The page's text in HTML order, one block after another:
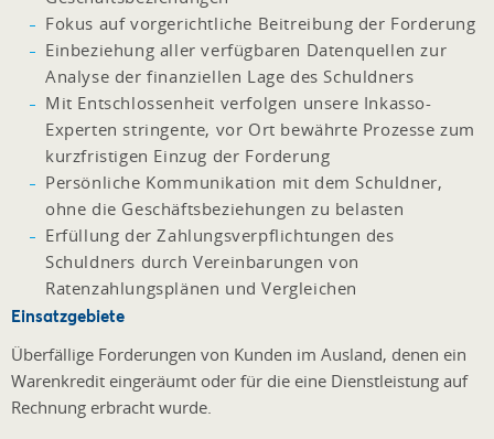
Fokus auf vorgerichtliche Beitreibung der Forderung
Einbeziehung aller verfügbaren Datenquellen zur
Analyse der finanziellen Lage des Schuldners
Mit Entschlossenheit verfolgen unsere Inkasso-
Experten stringente, vor Ort bewährte Prozesse zum
kurzfristigen Einzug der Forderung
Persönliche Kommunikation mit dem Schuldner,
ohne die Geschäftsbeziehungen zu belasten
Erfüllung der Zahlungsverpflichtungen des
Schuldners durch Vereinbarungen von
Ratenzahlungsplänen und Vergleichen
Einsatzgebiete
Überfällige Forderungen von Kunden im Ausland, denen ein
Warenkredit eingeräumt oder für die eine Dienstleistung auf
Rechnung erbracht wurde.